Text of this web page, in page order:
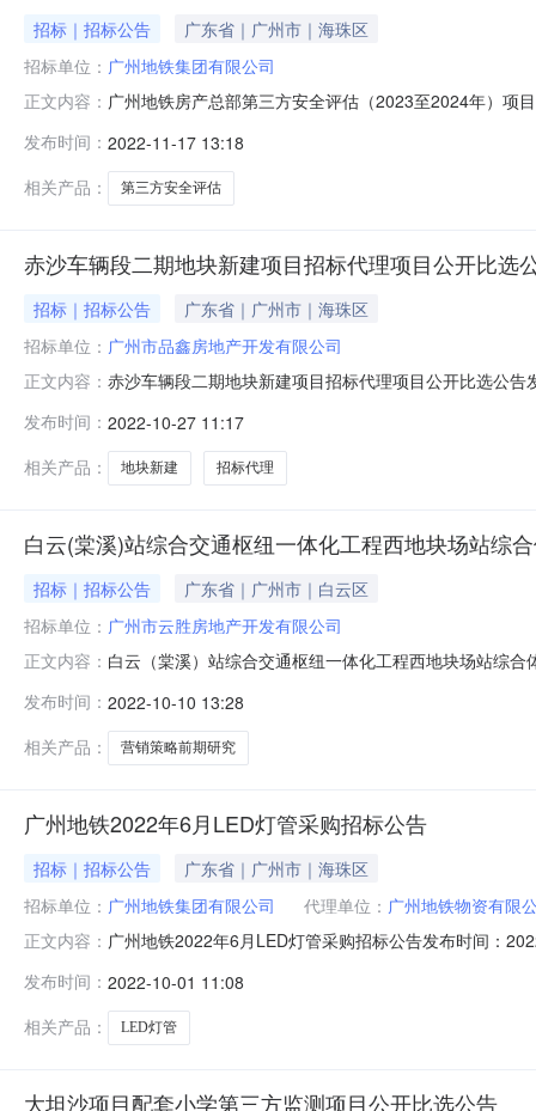
招标｜招标公告
广东省｜广州市｜海珠区
招标单位： 广州地铁集团有限公司
正文内容： 广州地铁房产总部第三方安全评估（2023至2024年）项
限公司房地产事业总部建设项目、合作项目及物业经营
83158844
发布时间： 2022-11-17 13:18
相关产品：
第三方安全评估
赤沙车辆段二期地块新建项目招标代理项目公开比选
招标｜招标公告
广东省｜广州市｜海珠区
招标单位： 广州市品鑫房地产开发有限公司
正文内容： 赤沙车辆段二期地块新建项目招标代理项目公开比选公
本次招标代理服务内容：赤沙车辆段二期地块新建项目
按照国家和地方现行的法律法规、相
发布时间： 2022-10-27 11:17
相关产品：
地块新建 招标代理
白云(棠溪)站综合交通枢纽一体化工程西地块场站综
招标｜招标公告
广东省｜广州市｜白云区
招标单位： 广州市云胜房地产开发有限公司
正文内容： 白云（棠溪）站综合交通枢纽一体化工程西地块场站综
略前期研究项目进行公开比选，并有权从响应人中评定
摸查形成对项目的公寓产品定位，提供公
发布时间： 2022-10-10 13:28
相关产品：
营销策略前期研究
广州地铁2022年6月LED灯管采购招标公告
招标｜招标公告
广东省｜广州市｜海珠区
招标单位： 广州地铁集团有限公司 代理单位： 广州地铁物资有限
正文内容： 广州地铁2022年6月LED灯管采购招标公告发布时间：
加盟及系统技术支持：020-86680033招标代理机构：广
发布时间： 2022-10-01 11:08
相关产品：
LED灯管
大坦沙项目配套小学第三方监测项目公开比选公告